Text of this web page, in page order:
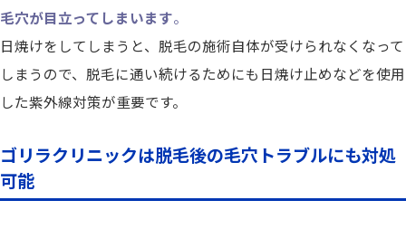
毛穴が目立ってしまいます。
日焼けをしてしまうと、脱毛の施術自体が受けられなくなって
しまうので、脱毛に通い続けるためにも日焼け止めなどを使用
した紫外線対策が重要です。
ゴリラクリニックは脱毛後の毛穴トラブルにも対処
可能